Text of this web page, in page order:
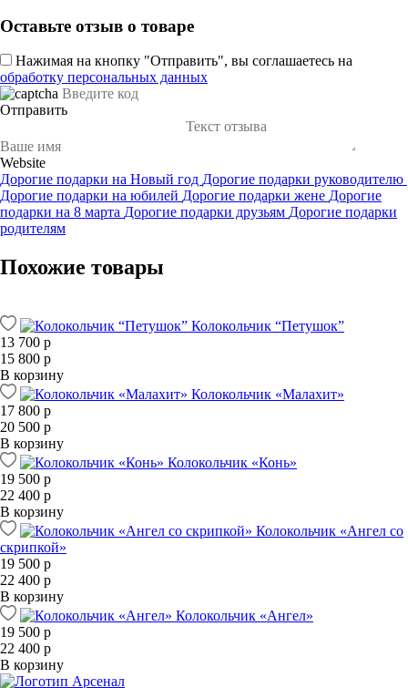
Оставьте отзыв о товаре
Нажимая на кнопку "Отправить", вы соглашаетесь на
обработку персональных данных
Отправить
Website
Дорогие подарки на Новый год Дорогие подарки руководителю
Дорогие подарки на юбилей Дорогие подарки жене Дорогие
подарки на 8 марта Дорогие подарки друзьям Дорогие подарки
родителям
Похожие товары
Колокольчик “Петушок”
13 700 р
15 800 р
В корзину
Колокольчик «Малахит»
17 800 р
20 500 р
В корзину
Колокольчик «Конь»
19 500 р
22 400 р
В корзину
Колокольчик «Ангел со
скрипкой»
19 500 р
22 400 р
В корзину
Колокольчик «Ангел»
19 500 р
22 400 р
В корзину